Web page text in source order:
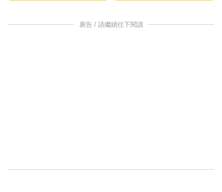
廣告 / 請繼續往下閱讀